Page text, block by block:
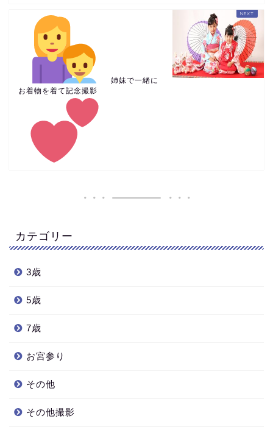
姉妹で一緒に
お着物を着て記念撮影
カテゴリー
3歳
5歳
7歳
お宮参り
その他
その他撮影